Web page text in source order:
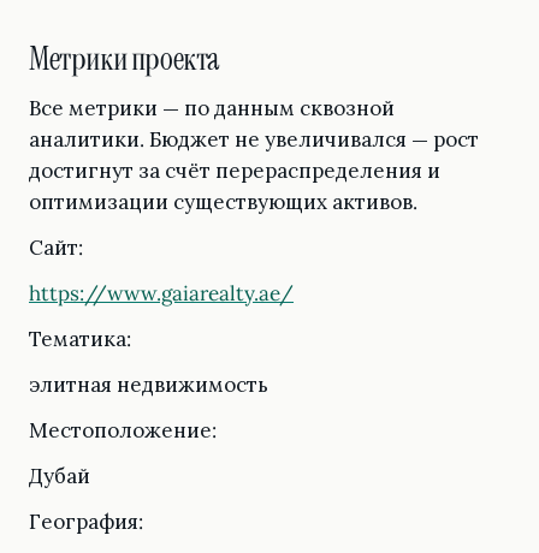
Метрики проекта
Все метрики — по данным сквозной
аналитики. Бюджет не увеличивался — рост
достигнут за счёт перераспределения и
оптимизации существующих активов.
Сайт:
https://www.gaiarealty.ae/
Тематика:
элитная недвижимость
Местоположение:
Дубай
География: